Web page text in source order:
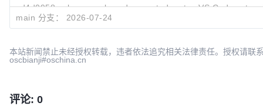
cd4d0958
chore: replace deprecated crates VS Code
main 分支： 2026-07-24
本站新闻禁止未经授权转载，违者依法追究相关法律责任。授权请联
oscbianji#oschina.cn
评论: 0